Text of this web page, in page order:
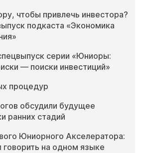
чтобы привлечь инвестора?
подкаста «Экономика
серии «Юниоры:
— поиски инвестиций»
процедур
обсудили будущее
ранних стадий
Юниорного Акселератора:
говорить на одном языке